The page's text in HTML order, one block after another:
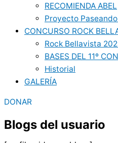
RECOMIENDA ABEL
Proyecto
CONCURSO ROCK
Rock Bellavista
BASES DEL 11º
Historial
GALERÍA
DONAR
Blogs del usuario